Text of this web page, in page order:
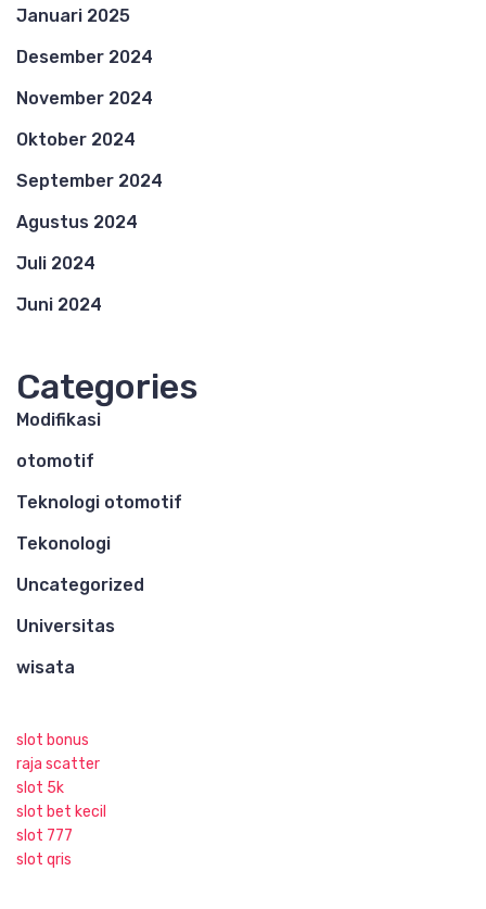
Januari 2025
Desember 2024
November 2024
Oktober 2024
September 2024
Agustus 2024
Juli 2024
Juni 2024
Categories
Modifikasi
otomotif
Teknologi otomotif
Tekonologi
Uncategorized
Universitas
wisata
slot bonus
raja scatter
slot 5k
slot bet kecil
slot 777
slot qris